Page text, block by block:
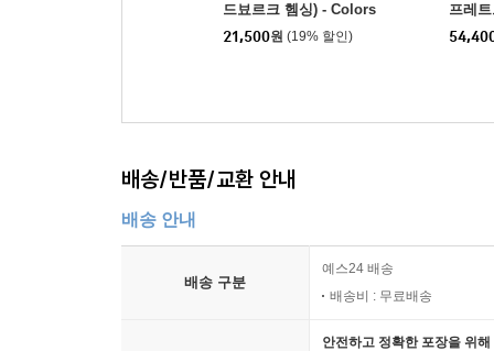
드뵤르크 헴싱) - Colors
of Bach
21,500원 (19% 할인)
프레
녹음
dings)
배송/반품/교환 안내
배송 안내
배송 구분
예스24 배송
배송비 : 무료배송
안전하고 정확한 포장을 위